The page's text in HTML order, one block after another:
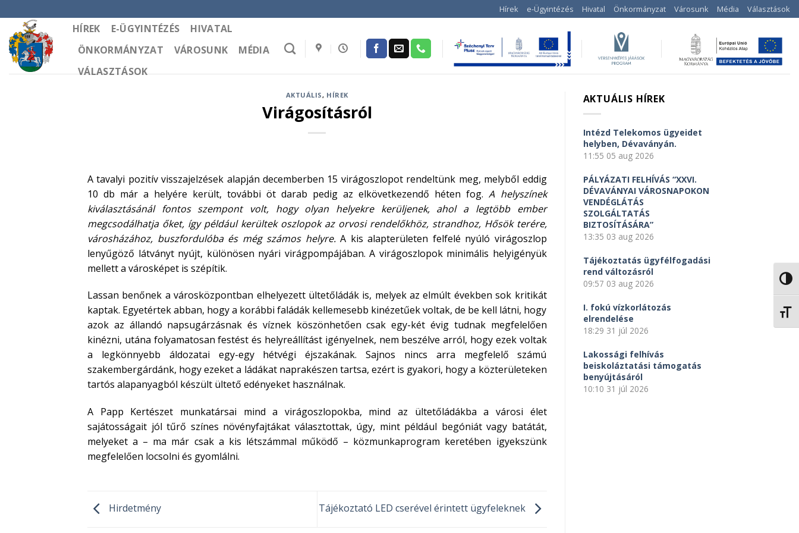
to
content
Hírek e-Ügyintézés Hivatal Önkormányzat Városunk Média Választások
HÍREK E-ÜGYINTÉZÉS
HIVATAL
ÖNKORMÁNYZAT
VÁROSUNK
MÉDIA
VÁLASZTÁSOK
AKTUÁLIS, HÍREK
Virágosításról
A tavalyi pozitív visszajelzések alapján decemberben 15 virágoszlopot rendeltünk meg, melyből eddig
10 db már a helyére került, további öt darab pedig az elkövetkezendő héten fog.A helyszínek
kiválasztásánál fontos szempont volt, hogy olyan helyekre kerüljenek, ahol a legtöbb ember
megcsodálhatja őket, így például kerültek oszlopok az orvosi rendelőkhöz, strandhoz, Hősök terére,
városházához, buszfordulóba és még számos helyre. A kis alapterületen felfelé nyúló virágoszlop
lenyűgöző látványt nyújt, különösen nyári virágpompájában. A virágoszlopok minimális helyigényük
mellett a városképet is szépítik.
Lassan benőnek a városközpontban elhelyezett ültetőládák is, melyek az elmúlt években sok kritikát
kaptak. Egyetértek abban, hogy a korábbi faládák kellemesebb kinézetűek voltak, de be kell látni, hogy
azok az állandó napsugárzásnak és víznek köszönhetően csak egy-két évig tudnak megfelelően
kinézni, utána folyamatosan festést és helyreállítást igényelnek, nem beszélve arról, hogy ezek voltak
a legkönnyebb áldozatai egy-egy hétvégi éjszakának. Sajnos nincs arra megfelelő számú
szakembergárdánk, hogy ezeket a ládákat naprakészen tartsa, ezért is gyakori, hogy a közterületeken
tartós alapanyagból készült ültető edényeket használnak.
A Papp Kertészet munkatársai mind a virágoszlopokba, mind az ültetőládákba a városi élet
sajátosságait jól tűrő színes növényfajtákat választottak, úgy, mint például begóniát vagy batátát,
melyeket a – ma már csak a kis létszámmal működő – közmunkaprogram keretében igyekszünk
megfelelően locsolni és gyomlálni.
Hirdetmény Tájékoztató LED cserével érintett ügyfeleknek
AKTUÁLIS HÍREK
Intézd Telekomos ügyeidet
helyben, Dévaványán.
11:55 05 aug 2026
PÁLYÁZATI FELHÍVÁS “XXVI.
DÉVAVÁNYAI VÁROSNAPOKON
VENDÉGLÁTÁS
SZOLGÁLTATÁS
BIZTOSÍTÁSÁRA”
13:35 03 aug 2026
Tájékoztatás ügyfélfogadási
rend változásról
09:57 03 aug 2026
I. fokú vízkorlátozás
elrendelése
18:29 31 júl 2026
Lakossági felhívás
beiskoláztatási támogatás
benyújtásáról
10:10 31 júl 2026